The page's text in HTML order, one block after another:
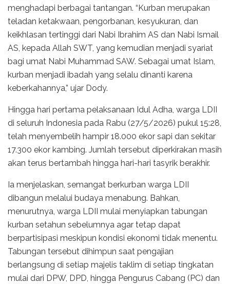
menghadapi berbagai tantangan. “Kurban merupakan
teladan ketakwaan, pengorbanan, kesyukuran, dan
keikhlasan tertinggi dari Nabi Ibrahim AS dan Nabi Ismail
AS, kepada Allah SWT, yang kemudian menjadi syariat
bagi umat Nabi Muhammad SAW. Sebagai umat Islam,
kurban menjadi ibadah yang selalu dinanti karena
keberkahannya,” ujar Dody.
Hingga hari pertama pelaksanaan Idul Adha, warga LDII
di seluruh Indonesia pada Rabu (27/5/2026) pukul 15:28,
telah menyembelih hampir 18.000 ekor sapi dan sekitar
17.300 ekor kambing. Jumlah tersebut diperkirakan masih
akan terus bertambah hingga hari-hari tasyrik berakhir.
Ia menjelaskan, semangat berkurban warga LDII
dibangun melalui budaya menabung. Bahkan,
menurutnya, warga LDII mulai menyiapkan tabungan
kurban setahun sebelumnya agar tetap dapat
berpartisipasi meskipun kondisi ekonomi tidak menentu.
Tabungan tersebut dihimpun saat pengajian
berlangsung di setiap majelis taklim di setiap tingkatan
mulai dari DPW, DPD, hingga Pengurus Cabang (PC) dan